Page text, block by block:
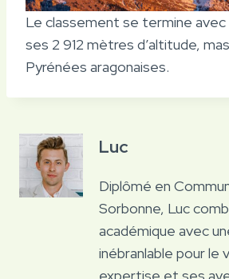
Le classement se termine
ses 2 912 mètres d’altitude,
Pyrénées aragonaises.
Luc
Diplômé en
Sorbonne, Luc
académique avec
inébranlable pour le